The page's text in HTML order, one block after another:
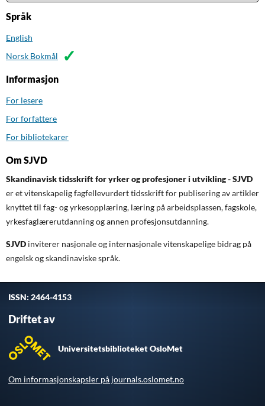
Språk
English
Norsk Bokmål
Informasjon
For lesere
For forfattere
For bibliotekarer
Om SJVD
Skandinavisk tidsskrift for yrker og profesjoner i utvikling - SJVD
er et vitenskapelig fagfellevurdert tidsskrift for publisering av artikler
knyttet til fag- og yrkesopplæring, læring på arbeidsplassen, fagskole,
yrkesfaglærerutdanning og annen profesjonsutdanning.
SJVDinviterer nasjonale og internasjonale vitenskapelige bidrag på
engelsk og skandinaviske språk.
ISSN: 2464-4153
Driftet av
Universitetsbiblioteket OsloMet
Om informasjonskapsler på journals.oslomet.no